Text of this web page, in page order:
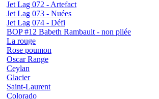
Jet Lag 072 - Artefact
Jet Lag 073 - Nuées
Jet Lag 074 - Défi
BOP #12 Babeth Rambault - non pliée
La rouge
Rose poumon
Oscar Range
Ceylan
Glacier
Saint-Laurent
Colorado